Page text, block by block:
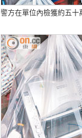
警方在單位內檢獲約五十